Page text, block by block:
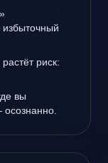
избыточный
риск:
вы
осознанно.